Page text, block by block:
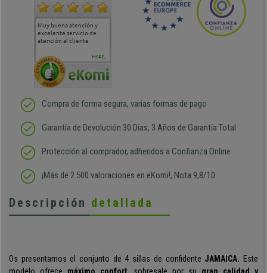
Muy buena atención y
excelente servicio de
atención al cliente
Muy buena atención de
cara al asesoramiento
Si estoy contento
MORE...
Compra de forma segura, varias formas de pago
Garantía de Devolución 30 Días, 3 Años de Garantía Total
Protección al comprador, adheridos a Confianza Online
¡Más de 2.500 valoraciones en eKomi!, Nota 9,8/10
Descripción detallada
Os presentamos el conjunto de 4 sillas de confidente JAMAICA. Este